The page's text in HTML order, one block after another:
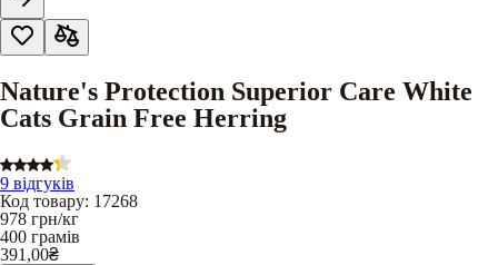
Nature's Protection Superior Care White
Cats Grain Free Herring
9 відгуків
Код товару: 17268
978 грн/кг
400 грамів
391,00₴